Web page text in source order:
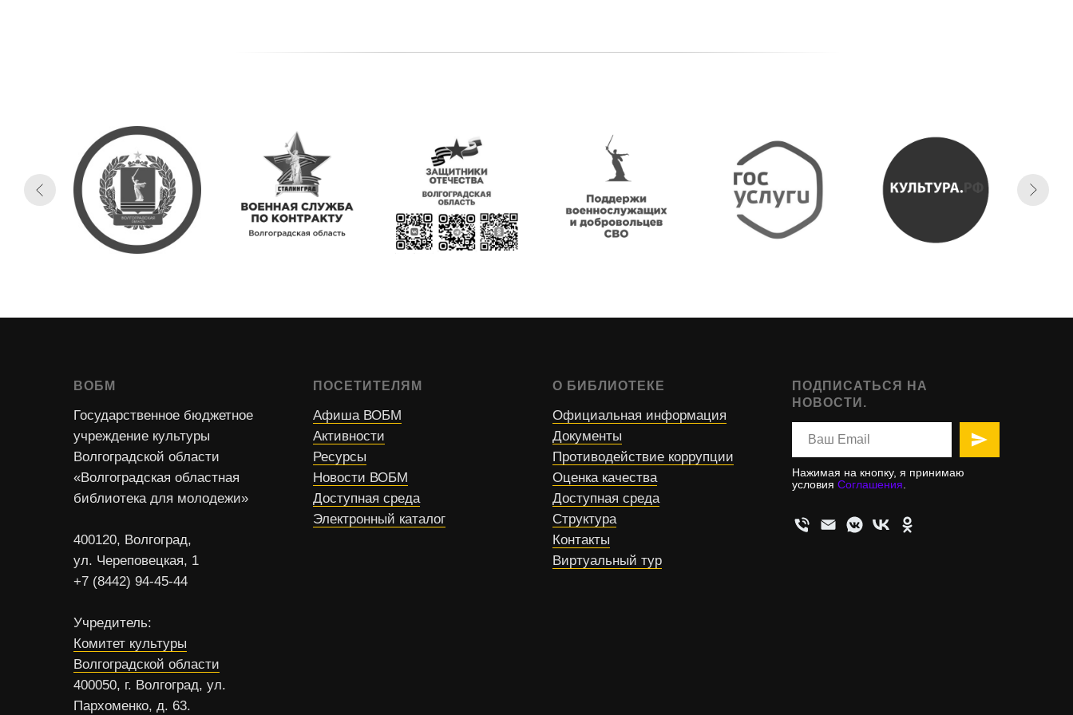
ВОБМ
Государственное бюджетное
учреждение культуры
Волгоградской области
«Волгоградская областная
библиотека для молодежи»
400120, Волгоград,
ул. Череповецкая, 1
+7 (8442) 94-45-44
Учредитель:
Комитет культуры
Волгоградской области
400050, г. Волгоград, ул.
Пархоменко, д. 63.
ПОСЕТИТЕЛЯМ
Афиша ВОБМ
Активности
Ресурсы
Новости ВОБМ
Доступная среда
Электронный каталог
О БИБЛИОТЕКЕ
Официальная информация
Документы
Противодействие коррупции
Оценка качества
Доступная среда
Структура
Контакты
Виртуальный тур
ПОДПИСАТЬСЯ НА
НОВОСТИ.
Нажимая на кнопку, я принимаю
условия Соглашения